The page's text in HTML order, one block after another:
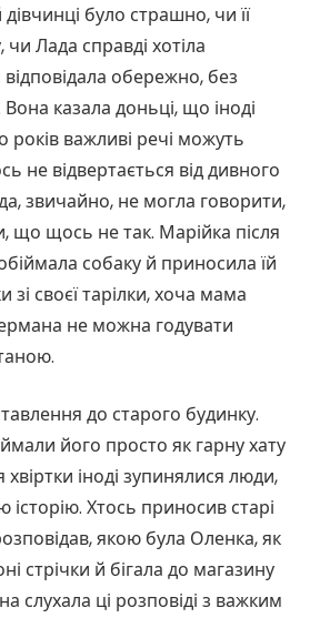
було страшно, чи її
Лада справді хотіла
обережно, без
казала доньці, що іноді
років важливі речі можуть
не відвертається від дивного
звичайно, не могла говорити,
що щось не так. Марійка після
собаку й приносила їй
своєї тарілки, хоча мама
не можна годувати
до старого будинку.
його просто як гарну хату
хвіртки іноді зупинялися люди,
історію. Хтось приносив старі
якою була Оленка, як
стрічки й бігала до магазину
слухала ці розповіді з важким